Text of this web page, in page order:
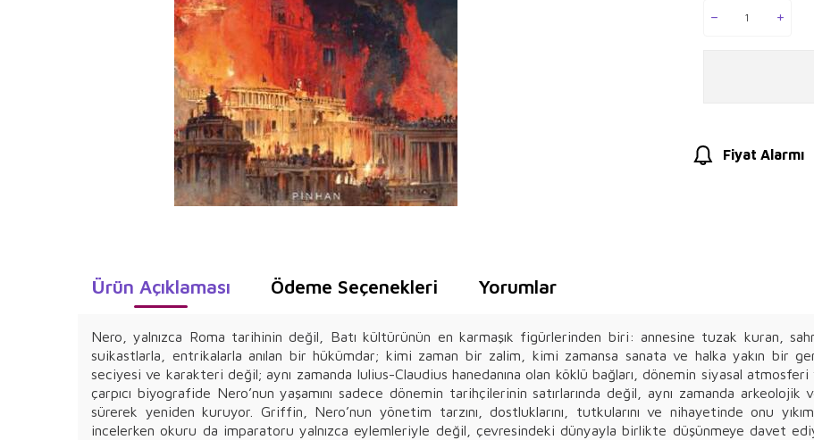
Fiyat Alarmı
Ürün Açıklaması Ödeme Seçenekleri Yorumlar
Nero, yalnızca Roma tarihinin değil, Batı kültürünün en karmaşık figürlerinden biri: annesine tuzak kuran,
suikastlarla, entrikalarla anılan bir hükümdar; kimi zaman bir zalim, kimi zamansa sanata ve halka yakın bir
seciyesi ve karakteri değil; aynı zamanda Iulius-Claudius hanedanına olan köklü bağları, dönemin siyasal
çarpıcı biyografide Nero’nun yaşamını sadece dönemin tarihçilerinin satırlarında değil, aynı zamanda
sürerek yeniden kuruyor. Griffin, Nero’nun yönetim tarzını, dostluklarını, tutkularını ve nihayetinde onu
incelerken okuru da imparatoru yalnızca eylemleriyle değil, çevresindeki dünyayla birlikte düşünmeye davet